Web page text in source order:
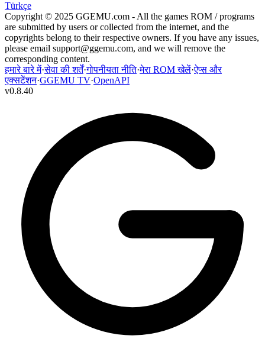
Türkçe
Copyright © 2025 GGEMU.com - All the games ROM / programs
are submitted by users or collected from the internet, and the
copyrights belong to their respective owners. If you have any issues,
please email support@ggemu.com, and we will remove the
corresponding content.
हमारे बारे में·सेवा की शर्तें·गोपनीयता नीति·मेरा ROM खेलें·ऐप्स और
एक्सटेंशन·GGEMU TV·OpenAPI
v0.8.40